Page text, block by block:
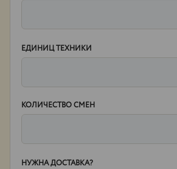
ЕДИНИЦ ТЕХНИКИ
КОЛИЧЕСТВО СМЕН
НУЖНА ДОСТАВКА?